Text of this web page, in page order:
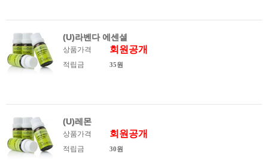
(U)라벤다 에센셜
상품가격 회원공개
적립금 35원
(U)레몬
상품가격 회원공개
적립금 30원